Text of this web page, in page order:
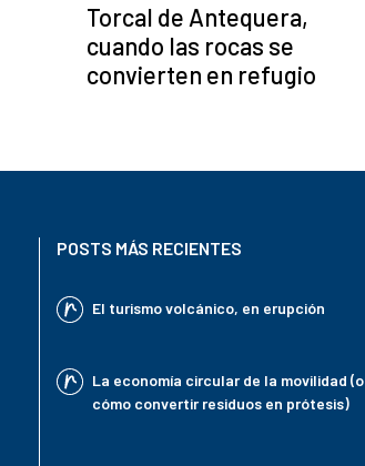
Torcal de Antequera,
cuando las rocas se
convierten en refugio
POSTS MÁS RECIENTES
El turismo volcánico, en erupción
La economía circular de la movilidad (o
cómo convertir residuos en prótesis)